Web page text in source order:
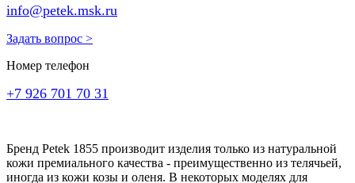
info@petek.msk.ru
Задать вопрос >
Номер телефон
+7 926 701 70 31
Бренд Petek 1855 производит изделия только из натуральной
кожи премиального качества - преимущественно из телячьей,
иногда из кожи козы и оленя. В некоторых моделях для